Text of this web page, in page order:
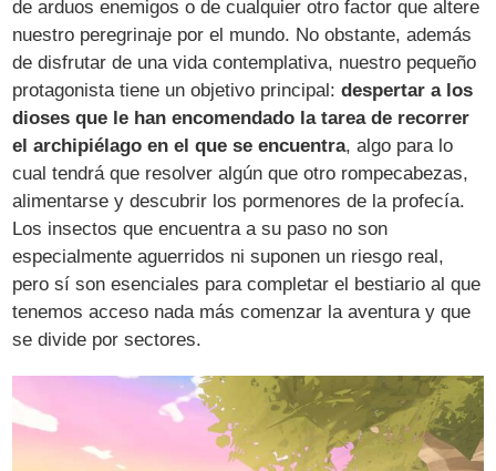
de arduos enemigos o de cualquier otro factor que altere
nuestro peregrinaje por el mundo. No obstante, además
de disfrutar de una vida contemplativa, nuestro pequeño
protagonista tiene un objetivo principal:despertar a los
dioses que le han encomendado la tarea de recorrer
el archipiélago en el que se encuentra, algo para lo
cual tendrá que resolver algún que otro rompecabezas,
alimentarse y descubrir los pormenores de la profecía.
Los insectos que encuentra a su paso no son
especialmente aguerridos ni suponen un riesgo real,
pero sí son esenciales para completar el bestiario al que
tenemos acceso nada más comenzar la aventura y que
se divide por sectores.